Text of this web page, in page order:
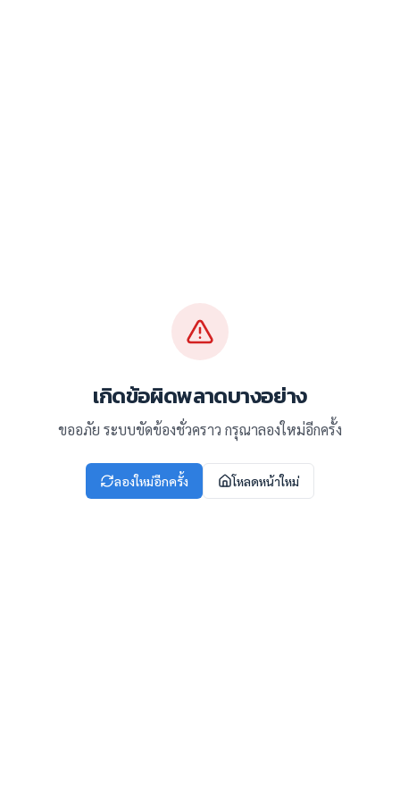
เกิดข้อผิดพลาดบางอย่าง
ขออภัย ระบบขัดข้องชั่วคราว กรุณาลองใหม่อีกครั้ง
ลองใหม่อีกครั้ง โหลดหน้าใหม่